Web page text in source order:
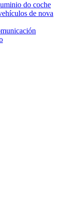
do coche
de nova